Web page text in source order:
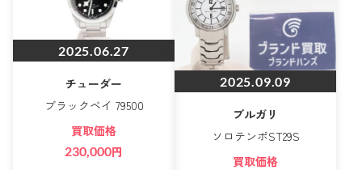
2025.06.27
チューダー
ブラックベイ 79500
買取価格
230,000円
2025.09.09
ブルガリ
ソロテンポST29S
買取価格